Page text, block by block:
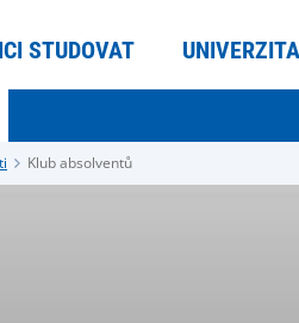
STUDOVAT UNIVERZITA
Klub absolventů